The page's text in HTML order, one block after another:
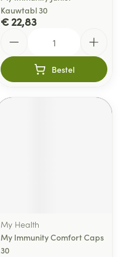
Kauwtabl 30
€ 22,83
Bestel
My Health
My Immunity Comfort Caps
30